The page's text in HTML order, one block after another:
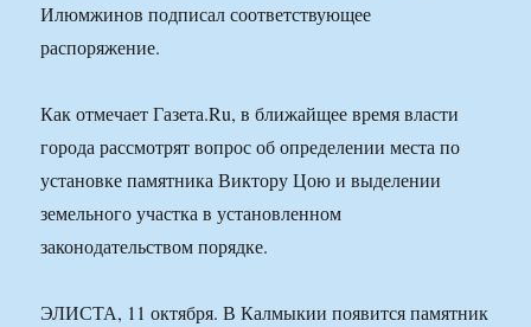
Илюмжинов подписал соответствующее
распоряжение.
Как отмечает Газета.Ru, в ближайщее время власти
города рассмотрят вопрос об определении места по
установке памятника Виктору Цою и выделении
земельного участка в установленном
законодательством порядке.
ЭЛИСТА, 11 октября. В Калмыкии появится памятник